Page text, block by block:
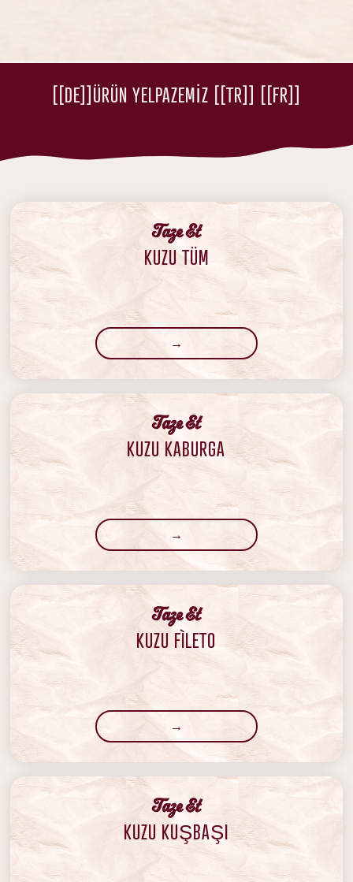
[[DE]]ÜRÜN YELPAZEMİZ [[TR]] [[FR]]
‍Taze Et
KUZU TÜM
→
‍Taze Et
KUZU KABURGA
→
‍Taze Et
KUZU FÌLETO
→
‍Taze Et
KUZU KUŞBAŞI